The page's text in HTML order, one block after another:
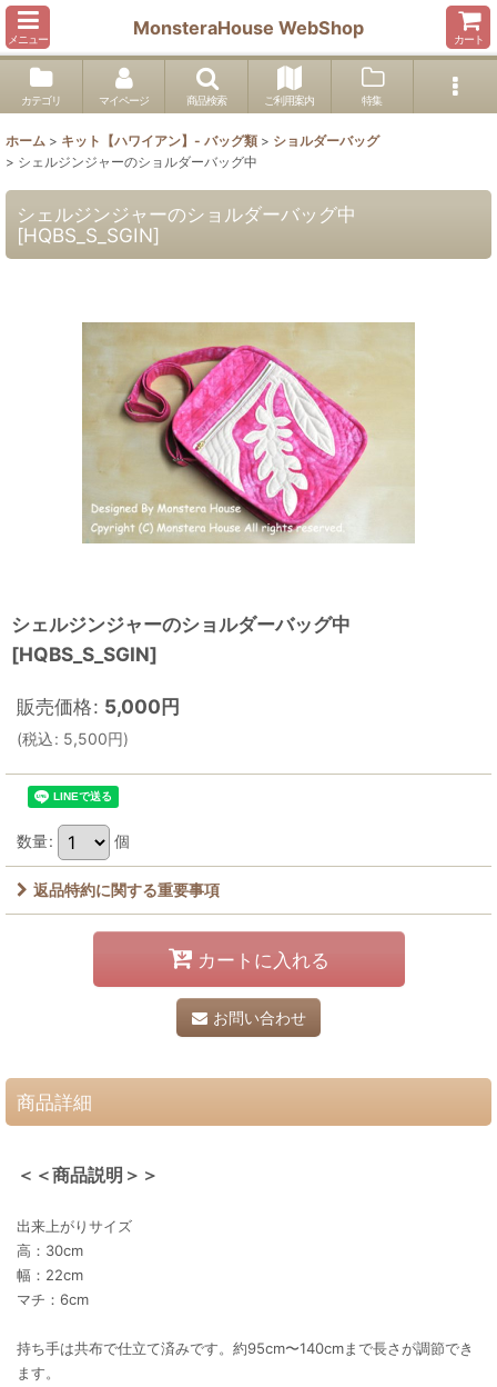
メニュー
MonsteraHouse WebShop
カート
カテゴリ マイページ 商品検索 ご利用案内 特集
ホーム > キット【ハワイアン】- バッグ類 > ショルダーバッグ
> シェルジンジャーのショルダーバッグ中
シェルジンジャーのショルダーバッグ中
[HQBS_S_SGIN]
シェルジンジャーのショルダーバッグ中
[HQBS_S_SGIN]
販売価格: 5,000円
(税込: 5,500円)
数量: 個
返品特約に関する重要事項
カートに入れる
お問い合わせ
商品詳細
＜＜商品説明＞＞
出来上がりサイズ
高：30cm
幅：22cm
マチ：6cm
持ち手は共布で仕立て済みです。約95cm〜140cmまで長さが調節でき
ます。